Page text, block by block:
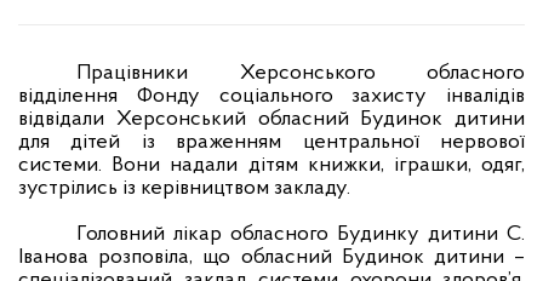
Працівники Херсонського обласного
відділення Фонду соціального захисту інвалідів
відвідали Херсонський обласний Будинок дитини
для дітей із враженням центральної нервової
системи. Вони надали дітям книжки, іграшки, одяг,
зустрілись із керівництвом закладу.
Головний лікар обласного Будинку дитини С.
Іванова розповіла, що обласний Будинок дитини –